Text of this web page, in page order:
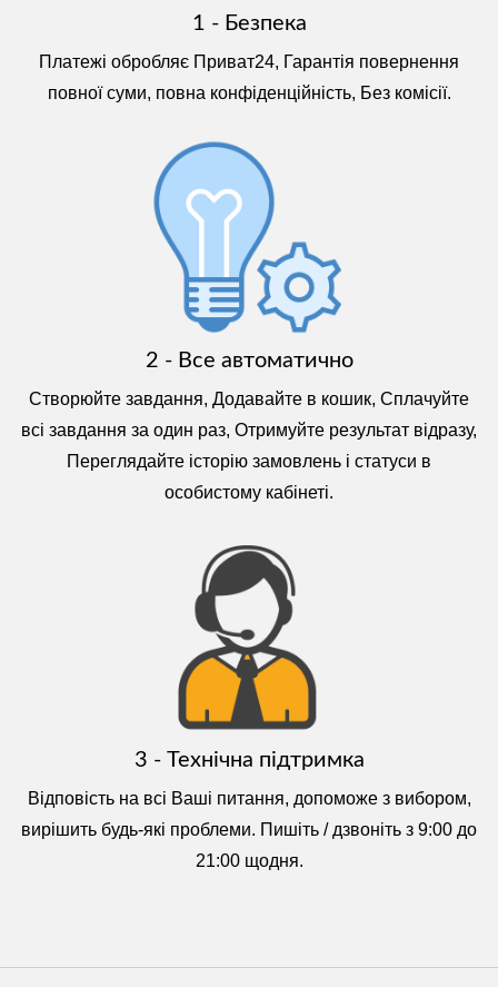
1 - Безпека
Платежі обробляє Приват24, Гарантія повернення
повної суми, повна конфіденційність, Без комісії.
2 - Все автоматично
Створюйте завдання, Додавайте в кошик, Сплачуйте
всі завдання за один раз, Отримуйте результат відразу,
Переглядайте історію замовлень і статуси в
особистому кабінеті.
3 - Технічна підтримка
Відповість на всі Ваші питання, допоможе з вибором,
вирішить будь-які проблеми. Пишіть / дзвоніть з 9:00 до
21:00 щодня.